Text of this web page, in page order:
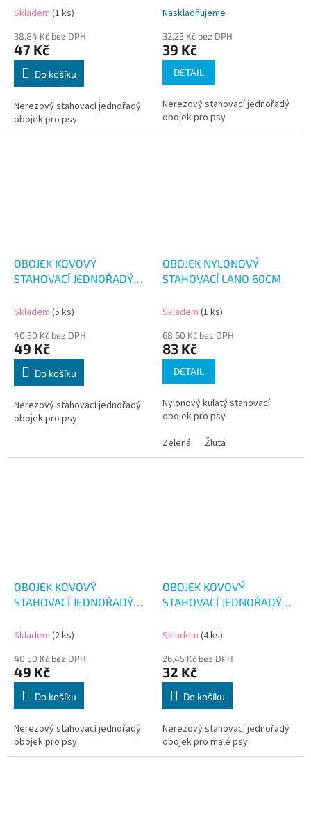
Skladem (1 ks)
38,84 Kč bez DPH
47 Kč
Do košíku
Nerezový stahovací jednořadý
obojek pro psy
Naskladňujeme
32,23 Kč bez DPH
39 Kč
DETAIL
Nerezový stahovací jednořadý
obojek pro psy
OBOJEK KOVOVÝ
STAHOVACÍ JEDNOŘADÝ
Skladem (5 ks)
40,50 Kč bez DPH
49 Kč
Do košíku
Nerezový stahovací jednořadý
obojek pro psy
OBOJEK NYLONOVÝ
STAHOVACÍ LANO 60CM
Skladem (1 ks)
68,60 Kč bez DPH
83 Kč
DETAIL
Nylonový kulatý stahovací
obojek pro psy
Zelená
Žlutá
OBOJEK KOVOVÝ
STAHOVACÍ JEDNOŘADÝ
Skladem (2 ks)
40,50 Kč bez DPH
49 Kč
Do košíku
Nerezový stahovací jednořadý
obojek pro psy
OBOJEK KOVOVÝ
STAHOVACÍ JEDNOŘADÝ
Skladem (4 ks)
26,45 Kč bez DPH
32 Kč
Do košíku
Nerezový stahovací jednořadý
obojek pro malé psy